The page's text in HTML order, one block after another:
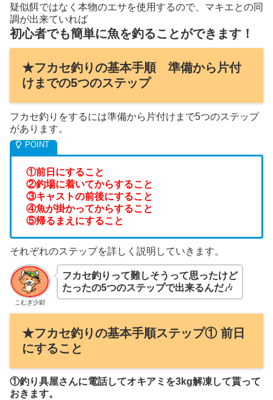
疑似餌ではなく本物のエサを使用するので、マキエとの同
調が出来ていれば
初心者でも簡単に魚を釣ることができます！
★フカセ釣りの基本手順 準備から片付
けまでの5つのステップ
フカセ釣りをするには準備から片付けまで5つのステップ
があります。
①前日にすること
②釣場に着いてからすること
③キャストの前後にすること
④魚が掛かってからすること
⑤帰るまえにすること
それぞれのステップを詳しく説明していきます。
こむぎ少尉
フカセ釣りって難しそうって思ったけど
たったの5つのステップで出来るんだ🎶
★フカセ釣りの基本手順ステップ① 前日
にすること
①釣り具屋さんに電話してオキアミを3kg解凍して貰って
おきます。